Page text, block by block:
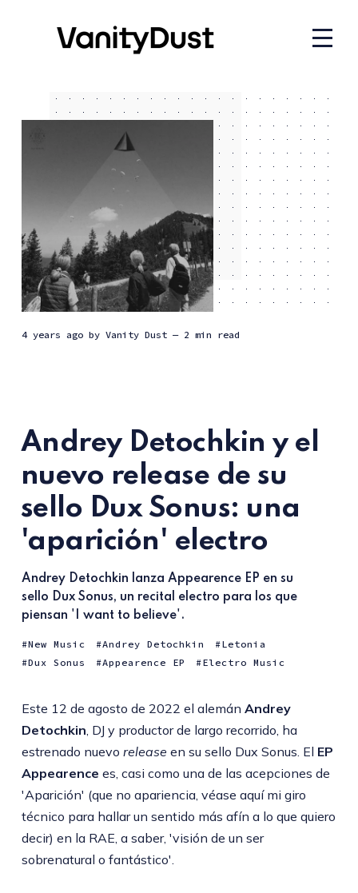
4 years agoby Vanity Dust — 2 min read
Andrey Detochkin y el
nuevo release de su
sello Dux Sonus: una
'aparición' electro
Andrey Detochkin lanza Appearence EP en su
sello Dux Sonus, un recital electro para los que
piensan 'I want to believe'.
New Music Andrey Detochkin
Letonia
Dux Sonus
Appearence EP Electro Music
Este 12 de agosto de 2022 el alemán Andrey
Detochkin, DJ y productor de largo recorrido, ha
estrenado nuevo release en su sello Dux Sonus. El EP
Appearence es, casi como una de las acepciones de
'Aparición' (que no apariencia, véase aquí mi giro
técnico para hallar un sentido más afín a lo que quiero
decir) en la RAE, a saber, 'visión de un ser
sobrenatural o fantástico'.